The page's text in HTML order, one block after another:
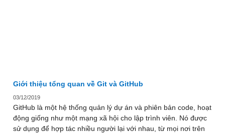
Giới thiệu tổng quan về Git và GitHub
03/12/2019
GitHub là một hệ thống quản lý dự án và phiên bản code, hoạt
động giống như một mạng xã hội cho lập trình viên. Nó được
sử dụng để hợp tác nhiều người lại với nhau, từ mọi nơi trên